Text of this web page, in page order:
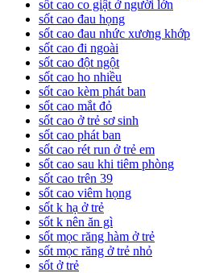
sốt cao co giật ở người lớn
sốt cao đau họng
sốt cao đau nhức xương khớp
sốt cao đi ngoài
sốt cao đột ngột
sốt cao ho nhiều
sốt cao kèm phát ban
sốt cao mắt đỏ
sốt cao ở trẻ sơ sinh
sốt cao phát ban
sốt cao rét run ở trẻ em
sốt cao sau khi tiêm phòng
sốt cao trên 39
sốt cao viêm họng
sốt k hạ ở trẻ
sốt k nên ăn gì
sốt mọc răng hàm ở trẻ
sốt mọc răng ở trẻ nhỏ
sốt ở trẻ